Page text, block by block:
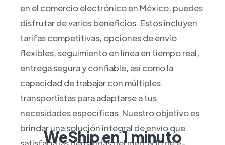
en el comercio electrónico en México, puedes
disfrutar de varios beneficios. Estos incluyen
tarifas competitivas, opciones de envío
flexibles, seguimiento en línea en tiempo real,
entrega segura y confiable, así como la
capacidad de trabajar con múltiples
transportistas para adaptarse a tus
necesidades específicas. Nuestro objetivo es
brindar una solución integral de envío que
WeShip en 1 minuto